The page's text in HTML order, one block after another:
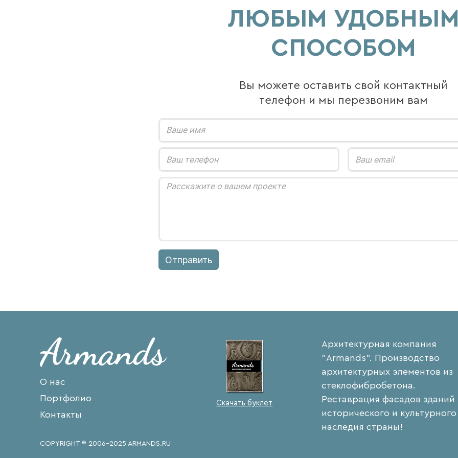
ЛЮБЫМ
СПОСОБОМ
Вы можете оставить свой контактный
телефон и мы перезвоним вам
Отправить
О нас
Портфолио
Контакты
Скачать буклет
Архитектурная компания
"Armands". Производство
архитектурных элементов из
стеклофибробетона.
Реставрация фасадов зданий
исторического и культурного
наследия страны!
COPYRIGHT ® 2006-2025 ARMANDS.RU